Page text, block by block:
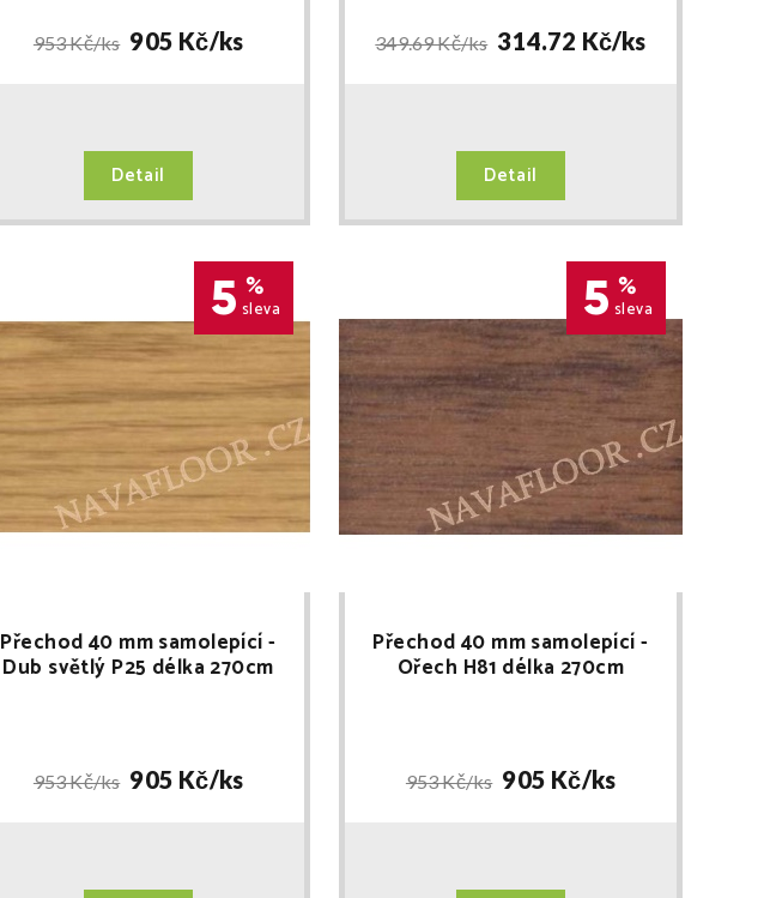
953 Kč/ks 905 Kč/ks
Detail
349.69 Kč/ks 314.72 Kč/ks
Detail
5 %
sleva
Přechod 40 mm samolepící -
Dub světlý P25 délka 270cm
953 Kč/ks 905 Kč/ks
5 %
sleva
Přechod 40 mm samolepící -
Ořech H81 délka 270cm
953 Kč/ks 905 Kč/ks